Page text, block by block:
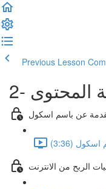
Previous Lesson
المحتوى
عن باسم اسكول
(3:36)
الربح من الانترنت